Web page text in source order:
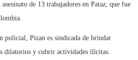
de 13 trabajadores en Pataz, que fue
policial, Pizan es sindicada de brindar
dilatorios y cubrir actividades ilícitas.